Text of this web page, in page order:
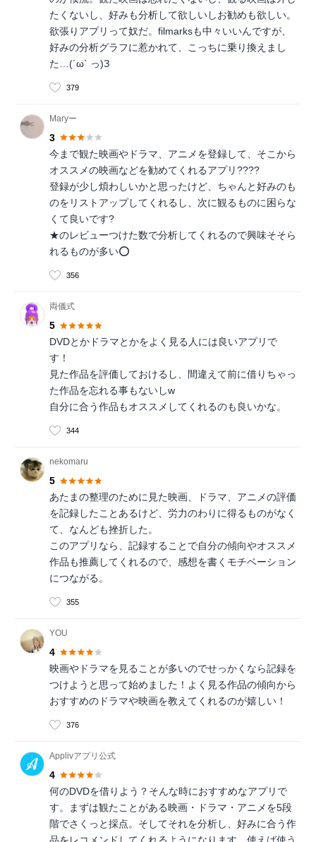
たくないし、好みも分析して欲しいしお勧めも欲しい。
欲張りアプリって奴だ。filmarksも中々いいんですが、
好みの分析グラフに惹かれて、こっちに乗り換えまし
た…(´ω` っ)З
379
Maryー
3
今まで観た映画やドラマ、アニメを登録して、そこから
オススメの映画などを勧めてくれるアプリ????
登録が少し煩わしいかと思ったけど、ちゃんと好みのも
のをリストアップしてくれるし、次に観るものに困らな
くて良いです?
★のレビューつけた数で分析してくれるので興味そそら
れるものが多い⭕
356
両儀式
5
DVDとかドラマとかをよく見る人には良いアプリで
す！
見た作品を評価しておけるし、間違えて前に借りちゃっ
た作品を忘れる事もないしw
自分に合う作品もオススメしてくれるのも良いかな。
344
nekomaru
5
あたまの整理のために見た映画、ドラマ、アニメの評価
を記録したことあるけど、労力のわりに得るものがなく
て、なんども挫折した。
このアプリなら、記録することで自分の傾向やオススメ
作品も推薦してくれるので、感想を書くモチベーション
につながる。
355
YOU
4
映画やドラマを見ることが多いのでせっかくなら記録を
つけようと思って始めました！よく見る作品の傾向から
おすすめのドラマや映画を教えてくれるのが嬉しい！
376
Applivアプリ公式
4
何のDVDを借りよう？そんな時におすすめなアプリで
す。まずは観たことがある映画・ドラマ・アニメを5段
階でさくっと採点。そしてそれを分析し、好みに合う作